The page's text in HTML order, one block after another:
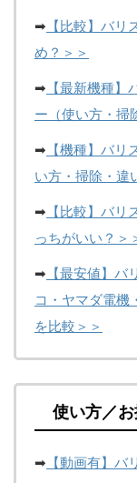
➡ 【比較】バ
め？＞＞
➡ 【最新機種
ー（使い方・掃
➡ 【機種】バ
い方・掃除・違
➡ 【比較】バ
っちがいい？＞
➡ 【最安値】
コ・ヤマダ電機
を比較＞＞
使い方／
➡ 【動画有】